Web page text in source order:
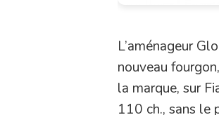
L’aménageur
nouveau
la marque, sur
110 ch., sans le